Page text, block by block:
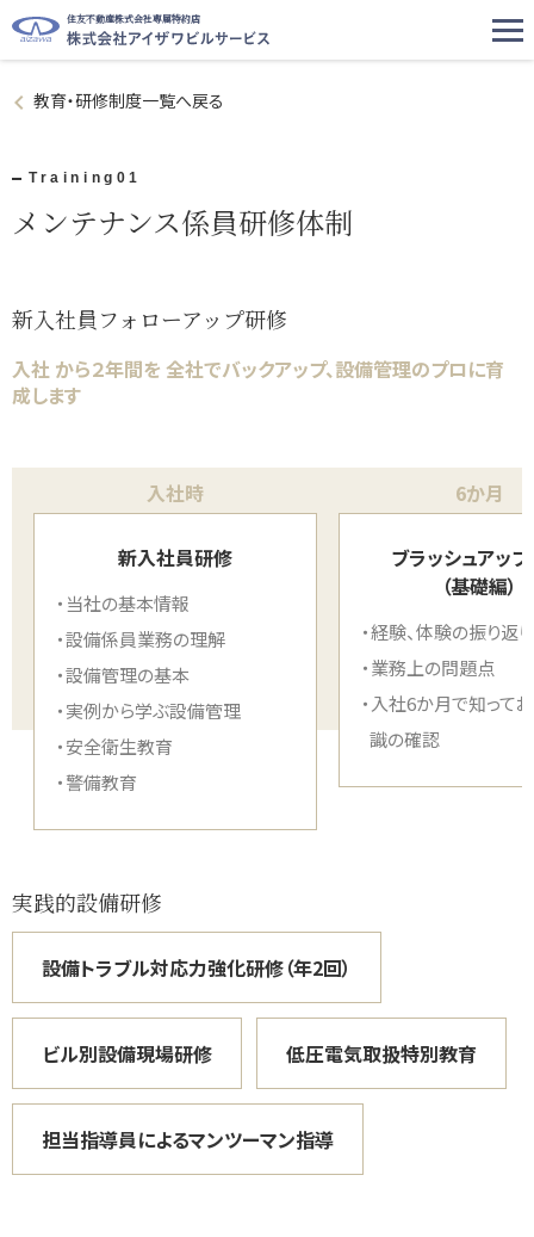
住友不動産株式会社専属特約店
教育・研修制度一覧へ戻る
Training01
メンテナンス係員研修体制
新入社員フォローアップ研修
入社 から２年間を 全社でバックアップ、設備管理のプロに育
成します
入社時
新入社員研修
・当社の基本情報
・設備係員業務の理解
・設備管理の基本
・実例から学ぶ設備管理
・安全衛生教育
・警備教育
6か月
ブラッシュアッ
（基礎編）
・経験、体験の振り返り
・業務上の問題点
・入社6か月で知って
識の確認
実践的設備研修
設備トラブル対応力強化研修（年2回）
ビル別設備現場研修 低圧電気取扱特別教育
担当指導員によるマンツーマン指導